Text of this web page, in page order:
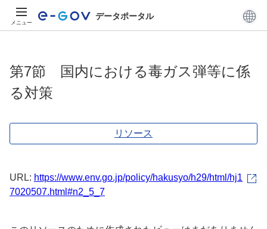
メニュー
データポータル
第7節 国内における毒ガス弾等に係
る対策
リソース
URL: https://www.env.go.jp/policy/hakusyo/h29/html/hj1
7020507.html#n2_5_7